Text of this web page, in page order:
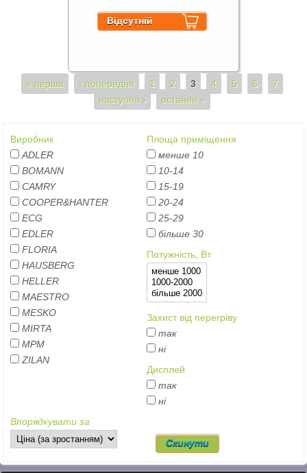
Сторінки
« перша ‹ попередня 1 2 3 4 5 6
7
наступна ›
остання »
Виробник
ADLER
BOMANN
CAMRY
COOPER&HANTER
ECG
EDLER
FLORIA
HAUSBERG
HELLER
MAESTRO
MESKO
MIRTA
MPM
ZILAN
Площа приміщення
менше 10
10-14
15-19
20-24
25-29
більше 30
Потужність, Вт
Захист від перегріву
так
ні
Дисплей
так
ні
Впорядкувати за